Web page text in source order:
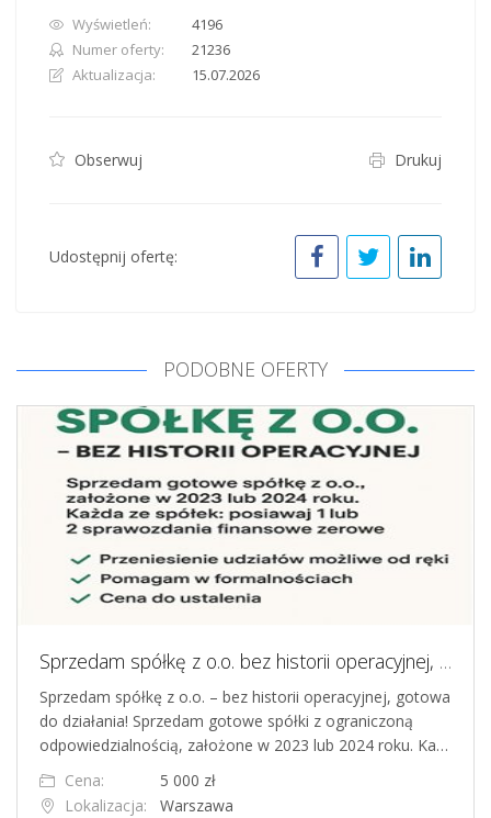
Wyświetleń:
4196
Numer oferty:
21236
Aktualizacja:
15.07.2026
Obserwuj Drukuj
Udostępnij ofertę:
PODOBNE OFERTY
Sprzedam spółkę z o.o. bez historii operacyjnej, gotowa do działania
Sprzedam spółkę z o.o. – bez historii operacyjnej, gotowa
do działania! Sprzedam gotowe spółki z ograniczoną
odpowiedzialnością, założone w 2023 lub 2024 roku. Ka…
Cena:
5 000 zł
Lokalizacja:
Warszawa